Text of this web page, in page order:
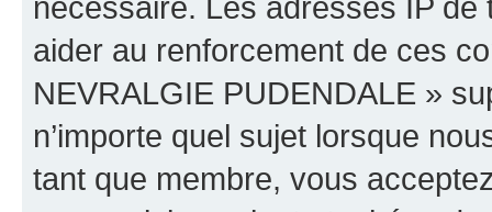
aider au renforcement de ces
NEVRALGIE PUDENDALE »
n’importe quel sujet lorsque
tant que membre, vous